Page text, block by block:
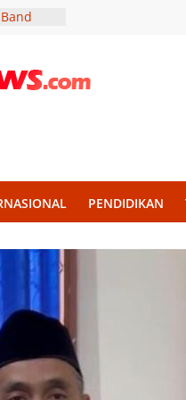
Kids
untuk
2027
PENDIDIKAN